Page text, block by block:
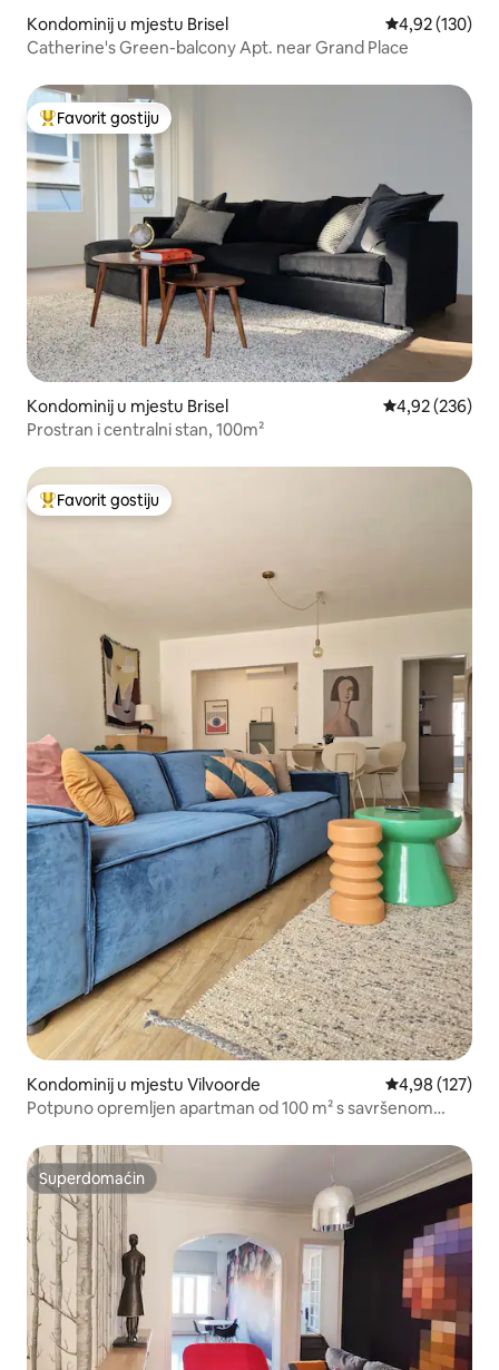
Kondominij u mjestu Brisel Prosječna
4,92 (130)
Catherine's Green-balcony Apt. near Grand Place
Glavni favorit gostiju
Favorit gostiju
Kondominij u mjestu Brisel Prosječna
4,92 (236)
Prostran i centralni stan, 100m²
Glavni favorit gostiju
Favorit gostiju
Kondominij u mjestu Vilvoorde Prosječna
4,98 (127)
Potpuno opremljen apartman od 100 m² s savršenom
Superdomaćin
Superdomaćin